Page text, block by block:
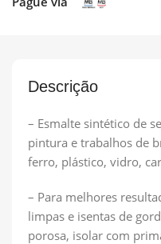
Descrição
– Esmalte sintético de
pintura e trabalhos de
ferro, plástico, vidro,
– Para melhores
limpas e isentas de
porosa, isolar com